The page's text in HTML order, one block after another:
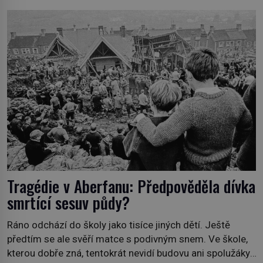
sídlil sériový vrah H. H. Holmes a také nejpropracovanější
past na lidi v dějinách americké kriminalistiky. Herman
Webster Mudgett (1861–1896) přijíždí […]
Tragédie v Aberfanu: Předpověděla dívka
smrtící sesuv půdy?
Ráno odchází do školy jako tisíce jiných dětí. Ještě
předtím se ale svěří matce s podivným snem. Ve škole,
kterou dobře zná, tentokrát nevidí budovu ani spolužáky.